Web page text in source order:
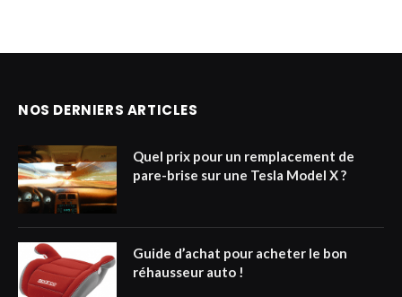
NOS DERNIERS ARTICLES
Quel prix pour un remplacement de
pare-brise sur une Tesla Model X ?
Guide d’achat pour acheter le bon
réhausseur auto !